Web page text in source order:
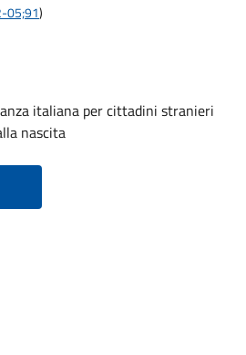
05;91)
italiana per cittadini stranieri
nascita